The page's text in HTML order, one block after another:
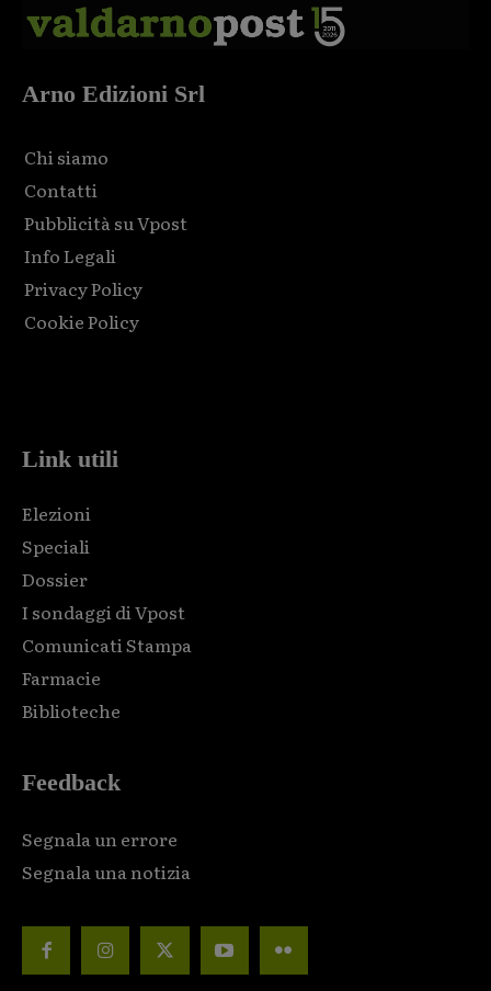
Arno Edizioni Srl
Chi siamo
Contatti
Pubblicità su Vpost
Info Legali
Privacy Policy
Cookie Policy
Link utili
Elezioni
Speciali
Dossier
I sondaggi di Vpost
Comunicati Stampa
Farmacie
Biblioteche
Feedback
Segnala un errore
Segnala una notizia